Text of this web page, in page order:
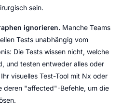
sein.
ignorieren. Manche Teams
Tests unabhängig vom
Die Tests wissen nicht, welche
und testen entweder alles oder
visuelles Test-Tool mit Nx oder
deren "affected"-Befehle, um die